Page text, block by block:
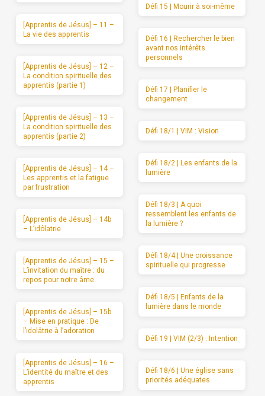
[Apprentis de Jésus] – 11 –
La vie des apprentis
[Apprentis de Jésus] – 12 –
La condition spirituelle des
apprentis (partie 1)
[Apprentis de Jésus] – 13 –
La condition spirituelle des
apprentis (partie 2)
[Apprentis de Jésus] – 14 –
Les apprentis et la fatigue
par frustration
[Apprentis de Jésus] – 14b
– L’idôlatrie
[Apprentis de Jésus] – 15 –
L’invitation du maître : du
repos pour notre âme
[Apprentis de Jésus] – 15b
– Mise en pratique : De
l’idolâtrie à l’adoration
[Apprentis de Jésus] – 16 –
L’identité du maître et des
apprentis
Défi 15 | Mourir à soi-même
Défi 16 | Rechercher le bien
avant nos intérêts
personnels
Défi 17 | Planifier le
changement
Défi 18/1 | VIM : Vision
Défi 18/2 | Les enfants de la
lumière
Défi 18/3 | A quoi
ressemblent les enfants de
la lumière ?
Défi 18/4 | Une croissance
spirituelle qui progresse
Défi 18/5 | Enfants de la
lumière dans le monde
Défi 19 | VIM (2/3) : Intention
Défi 18/6 | Une église sans
priorités adéquates